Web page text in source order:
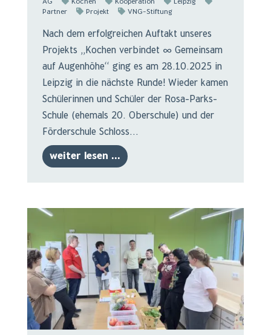
Partner
Projekt VNG-Stiftung
Nach dem erfolgreichen Auftakt unseres
Projekts „Kochen verbindet ∞ Gemeinsam
auf Augenhöhe“ ging es am 28.10.2025 in
Leipzig in die nächste Runde! Wieder kamen
Schülerinnen und Schüler der Rosa-Parks-
Schule (ehemals 20. Oberschule) und der
Förderschule Schloss...
weiter lesen ...